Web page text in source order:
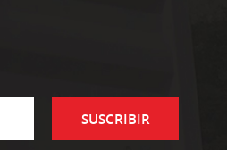
SUSCRIBIR